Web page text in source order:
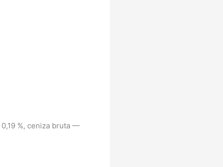
%, ceniza bruta —